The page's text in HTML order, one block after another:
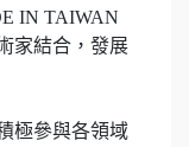
IN TAIWAN
家結合，發展
極參與各領域